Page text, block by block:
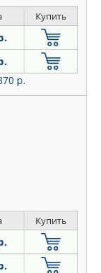
Купить
р.
Купить